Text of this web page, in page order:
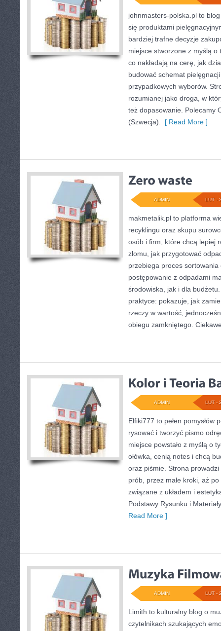
johnmasters-polska.pl to
się produktami
bardziej trafne decyzje
miejsce stworzone z myślą o
co nakładają na cerę, jak
budować schemat
przypadkowych wyborów.
rozumianej jako droga, w
też dopasowanie. Polecamy
(Szwecja).
[ Read More ]
LUT -
ADMIN
makmetalik.pl to platforma
recyklingu oraz skupu
osób i firm, które chcą lepiej
złomu, jak przygotować
przebiega proces sortowania
postępowanie z odpadami
środowiska, jak i dla
praktyce: pokazuje, jak
rzeczy w wartość,
obiegu zamkniętego.
LUT -
ADMIN
Elfiki777 to pełen pomysłów
rysować i tworzyć pismo
miejsce powstało z myślą o
ołówka, cenią notes i chcą
oraz piśmie. Strona
prób, przez małe kroki, aż
związane z układem i
Podstawy Rysunku i
Read More ]
LUT -
ADMIN
Limith to kulturalny blog o
czytelnikach szukających